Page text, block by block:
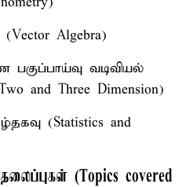
Algebra)
பகுப்பாய்வு வடிவியல்
and Three Dimension)
(Statistics and
(Topics covered